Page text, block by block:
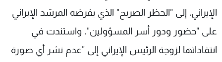
الإيراني، إلى "الحظر الصريح" الذي يفرضه المرشد الإيراني
على "حضور ودور أسر المسؤولين". واستندت في
انتقاداتها لزوجة الرئيس الإيراني إلى "عدم نشر أي صورة